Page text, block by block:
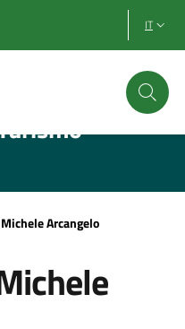
IT
Arcangelo